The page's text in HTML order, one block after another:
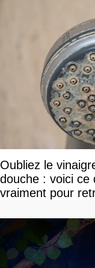
Oubliez le
douche : voici ce
vraiment pour